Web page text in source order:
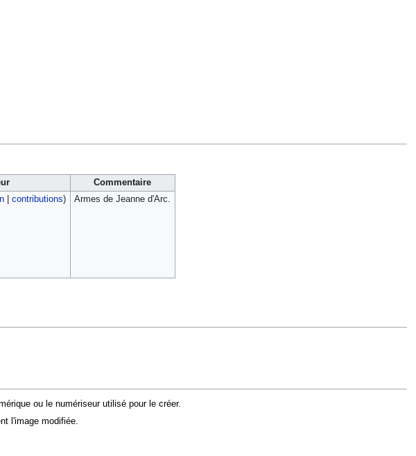
Commentaire
| contributions) Armes de Jeanne d'Arc.
ou le numériseur utilisé pour le créer.
l'image modifiée.